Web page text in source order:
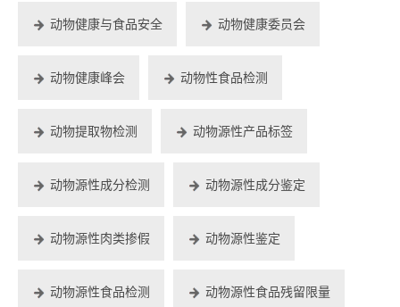
动物健康与食品安全 动物健康委员会
动物健康峰会 动物性食品检测
动物提取物检测 动物源性产品标签
动物源性成分检测 动物源性成分鉴定
动物源性肉类掺假 动物源性鉴定
动物源性食品检测 动物源性食品残留限量